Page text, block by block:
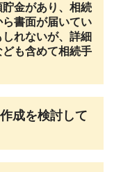
貯金があり、相続
書面が届いてい
れないが、詳細
も含めて相続手
成を検討して